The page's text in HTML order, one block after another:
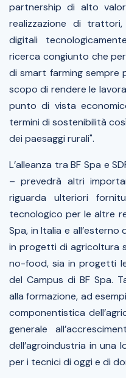
partnership di alto
realizzazione di
digitali
ricerca congiunto che
di smart farming sempre
scopo di rendere le
punto di vista
termini di sostenibilità
dei paesaggi rurali".
L’alleanza tra BF Spa e
– prevedrà altri
riguarda ulteriori
tecnologico per le altre
Spa, in Italia e
in progetti di agricoltura
no-food, sia in progetti
del Campus di BF Spa.
alla formazione, ad
componentistica
generale
dell’agroindustria in una
per i tecnici di oggi e di